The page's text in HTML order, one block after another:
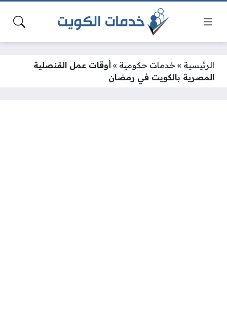
الرئيسية » خدمات حكومية » أوقات عمل القنصلية
المصرية بالكويت في رمضان